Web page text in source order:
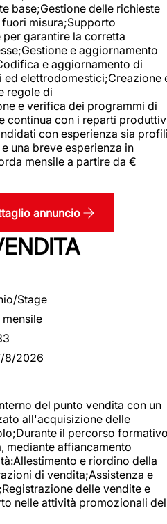
base;Gestione delle richieste
misura;Supporto
garantire la corretta
e aggiornamento
e aggiornamento di
ed elettrodomestici;Creazione
regole di
e verifica dei programmi di
continua con i reparti
con esperienza sia
una breve esperienza in
mensile a partire da €
annuncio
Stage
8/2026
del punto vendita con un
all'acquisizione delle
il percorso
mediante affiancamento
e riordino della
di vendita;Assistenza e
delle vendite e
nelle attività promozionali del